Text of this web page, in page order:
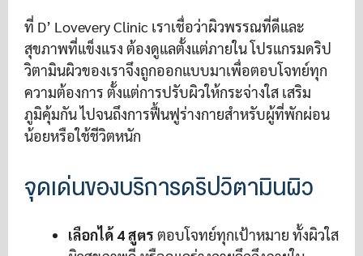
ที่ D’ Lovevery Clinic เราเชื่อว่าผิวพรรณที่ดีและ
สุขภาพที่แข็งแรง ต้องดูแลตั้งแต่ภายใน โปรแกรมดริป
วิตามินผิวของเราจึงถูกออกแบบมาเพื่อตอบโจทย์ทุก
ความต้องการ ตั้งแต่การปรับผิวให้กระจ่างใส เสริม
ภูมิคุ้มกัน ไปจนถึงการฟื้นฟูร่างกายสำหรับผู้ที่พักผ่อน
น้อยหรือใช้ชีวิตหนัก
จุดเด่นของบริการดริปวิตามินผิว
เลือกได้ 4 สูตร ตอบโจทย์ทุกเป้าหมาย ทั้งผิวใส